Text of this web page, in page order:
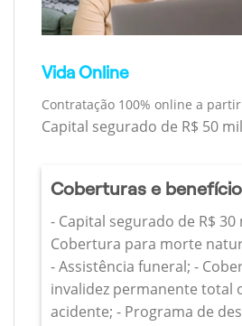
Vida Online
Contratação 100% online a
Capital segurado de R$ 50
Coberturas e
- Capital segurado de R$ 30
Cobertura para morte
- Assistência funeral; -
invalidez permanente total
acidente; - Programa de